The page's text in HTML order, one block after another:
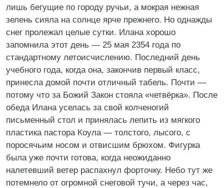
лишь бегущие по городу ручьи, а мокрая нежная
зелень сияла на солнце ярче прежнего. Но однажды
снег пролежал целые сутки. Илана хорошо
запомнила этот день — 25 мая 2354 года по
стандартному летоисчислению. Последний день
учебного года, когда она, закончив первый класс,
принесла домой почти отличный табель. Почти —
потому что за Божий Закон стояла «четвёрка». После
обеда Илана уселась за свой колченогий
письменный стол и принялась лепить из мягкого
пластика пастора Коула — толстого, лысого, с
поросячьим носом и отвисшим брюхом. Фигурка
была уже почти готова, когда неожиданно
налетевший ветер распахнул форточку. Небо тут же
потемнело от огромной снеговой тучи, а через час,